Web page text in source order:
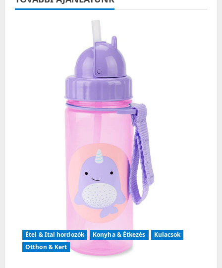
a
Étel & Ital hordozók Konyha & Étkezés
Kulacsok
Otthon & Kert